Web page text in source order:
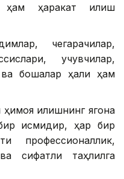
ҳам ҳаракат қилиш
чегарачилар,
учувчилар,
бошқалар ҳали ҳам
қилишнинг ягона
қисмидир, ҳар бир
профессионаллик,
сифатли таҳлилга